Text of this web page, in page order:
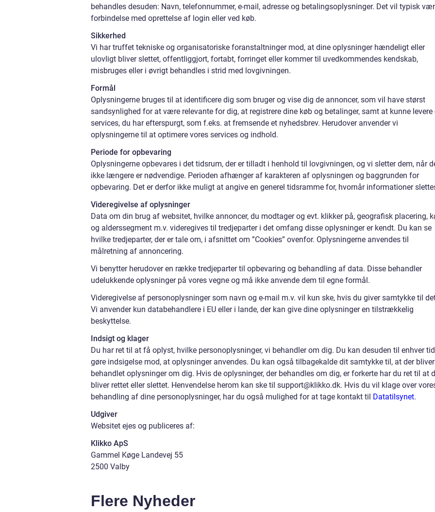
behandles desuden: Navn, telefonnummer, e-mail, adresse og betalingsoplysninger. Det vil typisk
forbindelse med oprettelse af login eller ved køb.
Sikkerhed
Vi har truffet tekniske og organisatoriske foranstaltninger mod, at dine oplysninger hændeligt eller
ulovligt bliver slettet, offentliggjort, fortabt, forringet eller kommer til uvedkommendes kendskab,
misbruges eller i øvrigt behandles i strid med lovgivningen.
Formål
Oplysningerne bruges til at identificere dig som bruger og vise dig de annoncer, som vil have størst
sandsynlighed for at være relevante for dig, at registrere dine køb og betalinger, samt at kunne levere
services, du har efterspurgt, som f.eks. at fremsende et nyhedsbrev. Herudover anvender vi
oplysningerne til at optimere vores services og indhold.
Periode for opbevaring
Oplysningerne opbevares i det tidsrum, der er tilladt i henhold til lovgivningen, og vi sletter dem, når
ikke længere er nødvendige. Perioden afhænger af karakteren af oplysningen og baggrunden for
opbevaring. Det er derfor ikke muligt at angive en generel tidsramme for, hvornår informationer
Videregivelse af oplysninger
Data om din brug af websitet, hvilke annoncer, du modtager og evt. klikker på, geografisk placering,
og alderssegment m.v. videregives til tredjeparter i det omfang disse oplysninger er kendt. Du kan se
hvilke tredjeparter, der er tale om, i afsnittet om ”Cookies” ovenfor. Oplysningerne anvendes til
målretning af annoncering.
Vi benytter herudover en række tredjeparter til opbevaring og behandling af data. Disse behandler
udelukkende oplysninger på vores vegne og må ikke anvende dem til egne formål.
Videregivelse af personoplysninger som navn og e-mail m.v. vil kun ske, hvis du giver samtykke til
Vi anvender kun databehandlere i EU eller i lande, der kan give dine oplysninger en tilstrækkelig
beskyttelse.
Indsigt og klager
Du har ret til at få oplyst, hvilke personoplysninger, vi behandler om dig. Du kan desuden til enhver tid
gøre indsigelse mod, at oplysninger anvendes. Du kan også tilbagekalde dit samtykke til, at der bliver
behandlet oplysninger om dig. Hvis de oplysninger, der behandles om dig, er forkerte har du ret til at
bliver rettet eller slettet. Henvendelse herom kan ske til support@klikko.dk. Hvis du vil klage over
behandling af dine personoplysninger, har du også mulighed for at tage kontakt til Datatilsynet.
Udgiver
Websitet ejes og publiceres af:
Klikko ApS
Gammel Køge Landevej 55
2500 Valby
Flere Nyheder